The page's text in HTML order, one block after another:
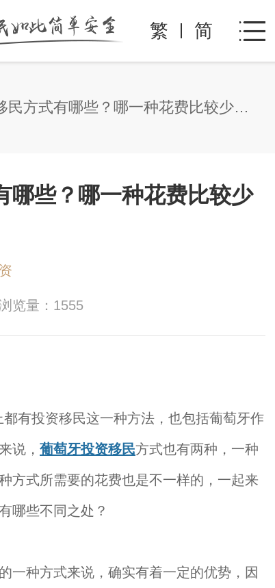
繁 简
葡萄牙投资移民方式有哪些？哪一种花费比较少呢？
哪些？哪一种花费比较少
览量：1555
投资移民这一种方法，也包括葡萄牙作
说， 葡萄牙投资移民方式也有两种，一种
方式所需要的花费也是不一样的，一起来
哪些不同之处？
种方式来说，确实有着一定的优势，因